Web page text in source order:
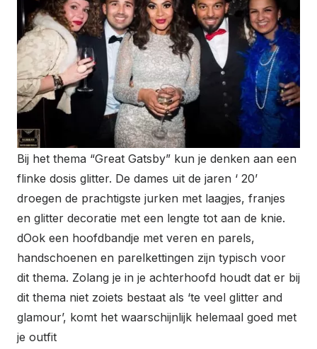
Bij het thema “Great Gatsby” kun je denken aan een
flinke dosis glitter. De dames uit de jaren ‘ 20’
droegen de prachtigste jurken met laagjes, franjes
en glitter decoratie met een lengte tot aan de knie.
dOok een hoofdbandje met veren en parels,
handschoenen en parelkettingen zijn typisch voor
dit thema. Zolang je in je achterhoofd houdt dat er bij
dit thema niet zoiets bestaat als ‘te veel glitter and
glamour’, komt het waarschijnlijk helemaal goed met
je outfit